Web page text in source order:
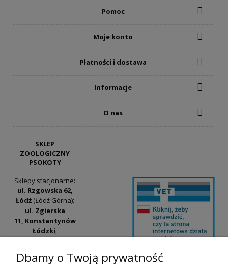
Pomoc
Moje konto
Płatności i dostawa
Informacje
O nas
SKLEP
ZOOLOGICZNY
PSOKOTY
Sklepy stacjonarne:
ul. Rzgowska 62,
Łódź(Łódź Górna);
ul. Zgierska
11, Konstantynów
Łódzki;
Widzew).
Dbamy o Twoją prywatność